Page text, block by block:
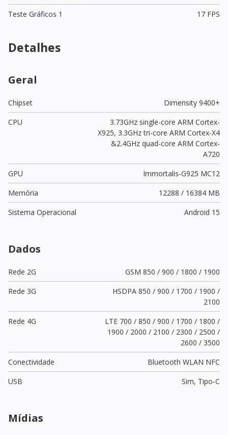
Teste Gráficos 1
17 FPS
Detalhes
Geral
Chipset
Dimensity 9400+
CPU
3.73GHz single-core ARM Cortex-
X925, 3.3GHz tri-core ARM Cortex-X4
&2.4GHz quad-core ARM Cortex-
A720
GPU
Immortalis-G925 MC12
Memória
12288 / 16384 MB
Sistema Operacional
Android 15
Dados
Rede 2G
GSM 850 / 900 / 1800 / 1900
Rede 3G
HSDPA 850 / 900 / 1700 / 1900 /
2100
Rede 4G
LTE 700 / 850 / 900 / 1700 / 1800 /
1900 / 2000 / 2100 / 2300 / 2500 /
2600 / 3500
Conectividade
Bluetooth WLAN NFC
USB
Sim, Tipo-C
Mídias